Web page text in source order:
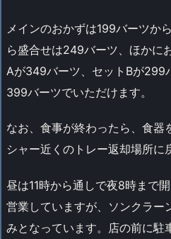
メインのおかずは199バーツか
ら盛合せは249バーツ、ほかに
Aが349バーツ、セットBが299
399バーツでいただけます。
なお、食事が終わったら、食器
シャー近くのトレー返却場所に
昼は11時から通しで夜8時まで
営業していますが、ソンクラー
みとなっています。店の前に駐